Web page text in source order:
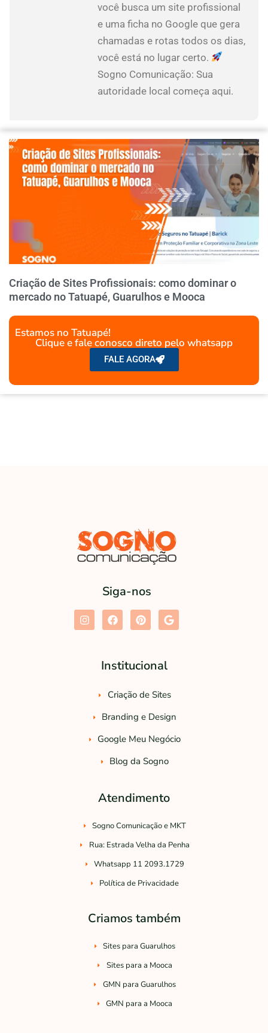
você busca um site profissional
e uma ficha no Google que gera
chamadas e rotas todos os dias,
você está no lugar certo.
Sogno Comunicação: Sua
autoridade local começa aqui.
Criação de Sites Profissionais: como dominar o
mercado no Tatuapé, Guarulhos e Mooca
Estamos no Tatuapé!
Clique e fale conosco direto pelo whatsapp
FALE AGORA
Siga-nos
I
n
s
F
a
c
o
P
i
n
r
t
G
o
o
Institucional
Criação de Sites
Branding e Design
Google Meu Negócio
Blog da Sogno
Atendimento
Sogno Comunicação e MKT
Rua: Estrada Velha da Penha
Whatsapp 11 2093.1729
Política de Privacidade
Criamos também
Sites para Guarulhos
Sites para a Mooca
GMN para Guarulhos
GMN para a Mooca